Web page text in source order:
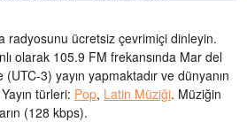
radyosunu ücretsiz çevrimiçi dinleyin.
olarak 105.9 FM frekansında Mar del
(UTC-3) yayın yapmaktadır ve dünyanın
Yayın türleri: Pop, Latin Müziği. Müziğin
(128 kbps).